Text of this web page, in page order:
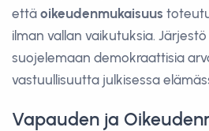
että oikeudenmukaisuus
ilman vallan vaikutuksia.
suojelemaan demokraattisia
vastuullisuutta julkisessa
Vapauden ja